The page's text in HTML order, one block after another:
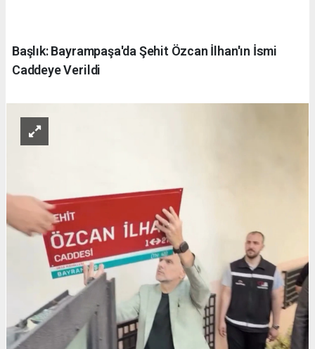
Başlık: Bayrampaşa'da Şehit Özcan İlhan'ın İsmi
Caddeye Verildi